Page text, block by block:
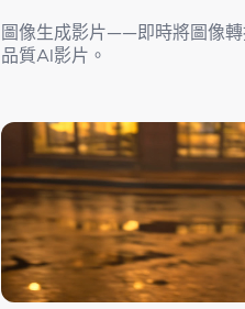
圖像生成影片——即時將圖像轉
品質AI影片。